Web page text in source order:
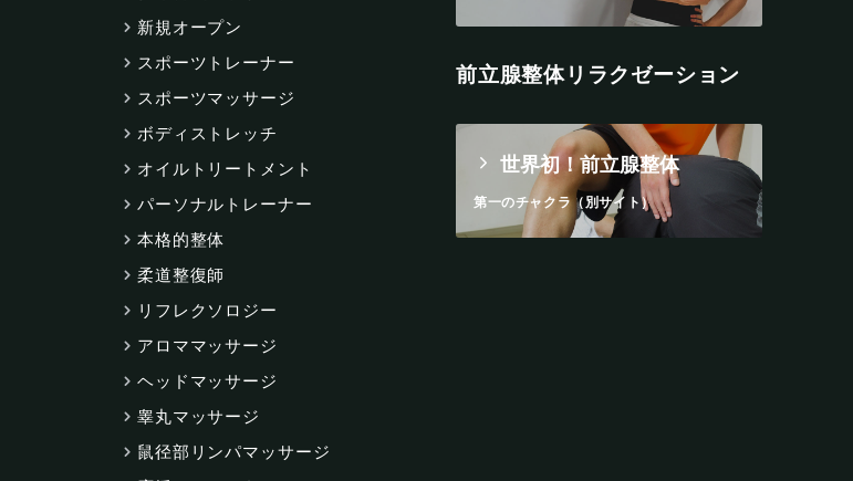
新規オープン
スポーツトレーナー
スポーツマッサージ
ボディストレッチ
オイルトリートメント
パーソナルトレーナー
本格的整体
柔道整復師
リフレクソロジー
アロママッサージ
ヘッドマッサージ
睾丸マッサージ
鼠径部リンパマッサージ
前立腺整体リラクゼーション
世界初！前立腺整体
第一のチャクラ（別サイト）